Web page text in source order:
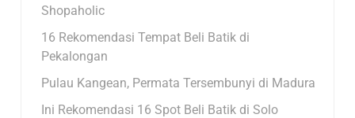
Shopaholic
16 Rekomendasi Tempat Beli Batik di
Pekalongan
Pulau Kangean, Permata Tersembunyi di Madura
Ini Rekomendasi 16 Spot Beli Batik di Solo